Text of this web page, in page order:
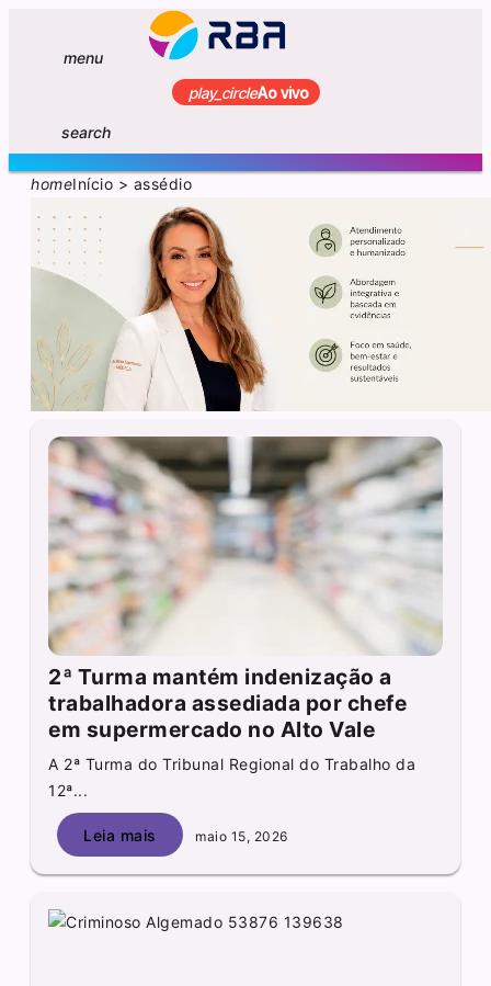
menu
play_circleAo vivo
search
homeInício > assédio
2ª Turma mantém indenização a
trabalhadora assediada por chefe
em supermercado no Alto Vale
A 2ª Turma do Tribunal Regional do Trabalho da
12ª...
Leia mais maio 15, 2026